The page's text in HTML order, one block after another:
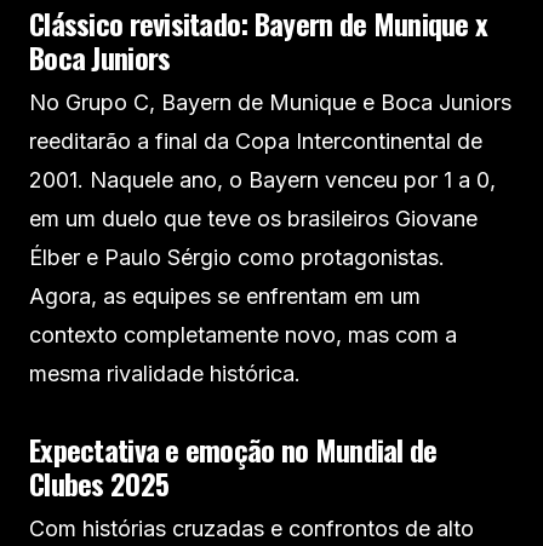
Clássico revisitado: Bayern de Munique x
Boca Juniors
No Grupo C, Bayern de Munique e Boca Juniors
reeditarão a final da Copa Intercontinental de
2001. Naquele ano, o Bayern venceu por 1 a 0,
em um duelo que teve os brasileiros Giovane
Élber e Paulo Sérgio como protagonistas.
Agora, as equipes se enfrentam em um
contexto completamente novo, mas com a
mesma rivalidade histórica.
Expectativa e emoção no Mundial de
Clubes 2025
Com histórias cruzadas e confrontos de alto